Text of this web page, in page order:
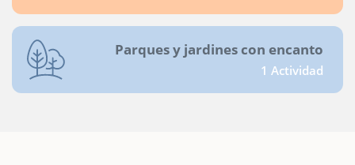
Parques y jardines con encanto
1 Actividad